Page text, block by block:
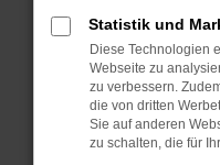
Betriebssystem
sind.
Veraltete
Sicherheitsrisiko,
führen, dass
unterstützt
Statistik und
Diese Technologien
Webseite zu
zu verbessern.
die von dritten
Sie auf anderen
zu schalten, die für